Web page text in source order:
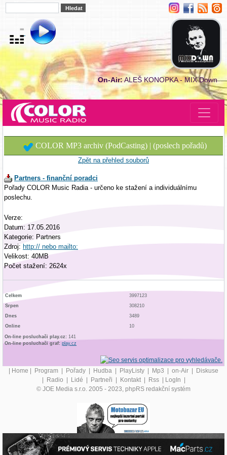
On-Air:ALEŠ KONOPKA - MIX Down
COLOR MP3 archiv (PodCasting) | (poslech pořadů)
Zpět na přehled souborů
Partners - finanční poradci
Pořady COLOR Music Radia - určeno ke stažení a individuálnímu
poslechu.
Verze:
Datum: 17.05.2016
Kategorie: Partners
Zdroj: http:// nebo mailto:
Velikost: 40MB
Počet stažení: 2624x
Celkem
3997123
Srpen
308210
Dnes
3489
Online
10
On-line posluchači play.cz: 141
On-line posluchači graf: play.cz
| Home | Program | Pořady | Hudba | PlayListy | Mp3 | on-Air | Diskuse
| Radio | Lidé | Partneři | Kontakt | Rss | LogIn |
© JOE Media s.r.o. 2005 - 2023, phpRS redakční systém